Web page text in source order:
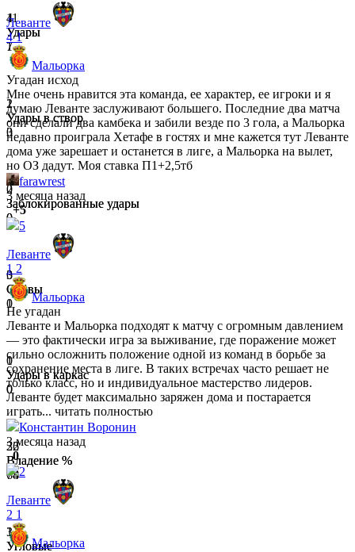
4
Удары
7
1
Удары в створ
3
0
Заблокированные удары
0
3
Сейвы
0
0
Удары в каркас
0
32
Владение %
68
3
Угловые
11
Удары
1
2
Удары в створ
0
2
Заблокированные удары
0
0
Сейвы
1
1
Удары в каркас
0
26
Владение %
74
1
Угловые
Леванте
4 1
Мальорка
Угадан исход
Мне очень нравится эта команда, ее характер, ее игроки и я
думаю Леванте заслуживают большего. Последние два матча
они сделали два камбека и забили везде по 3 гола, а Мальорка
недавно проиграла Хетафе в гостях и мне кажется тут Леванте
дома уже зарешает и останется в лиге, а Мальорка на вылет,
но ОЗ дадут. Моя ставка П1+2,5тб
farawrest
3 месяца назад
+5
5
Леванте
1 2
Мальорка
Не угадан
Леванте и Мальорка подходят к матчу с огромным давлением
— это фактически игра за выживание, где поражение может
сильно осложнить положение одной из команд в борьбе за
сохранение места в лиге. В таких встречах часто решает не
только класс, но и индивидуальное мастерство лидеров.
Леванте будет максимально заряжен дома и постарается
играть... читать полностью
Константин Boронин
3 месяца назад
0
2
Леванте
2 1
Мальорка